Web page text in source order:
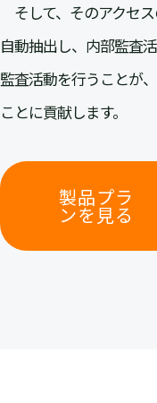
そして、そのアクセ
自動抽出し、内部監査
監査活動を行うことが
ことに貢献します。
製品プラ
ンを見る